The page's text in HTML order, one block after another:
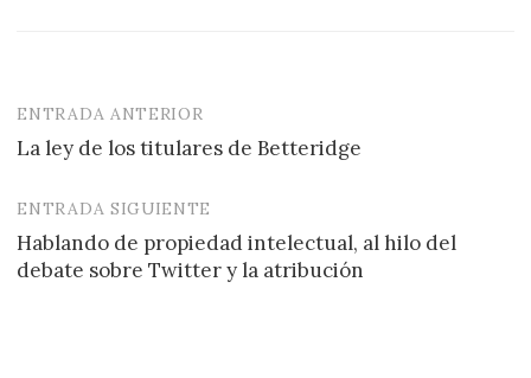
Navegación
de
entradas
ENTRADA ANTERIOR
La ley de los titulares de Betteridge
ENTRADA SIGUIENTE
Hablando de propiedad intelectual, al hilo del
debate sobre Twitter y la atribución